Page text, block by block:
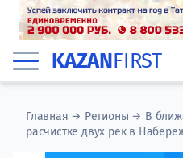
KAZANFIRST
Главная → Регионы → В
расчистке двух рек в